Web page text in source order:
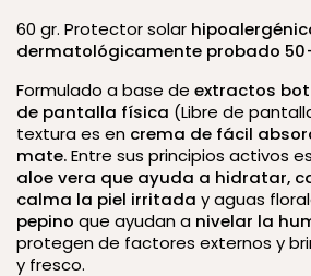
60 gr. Protector solar
dermatológicamente probado 50+
Formulado a base de extractos
de pantalla física (Libre de
textura es en crema de fácil
mate.Entre sus principios activos
aloe vera que ayuda a hidratar,
calma la piel irritada y aguas
pepino que ayudan a nivelar la
protegen de factores externos y
y fresco.